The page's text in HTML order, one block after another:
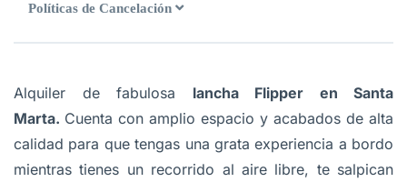
Políticas de Cancelación
Alquiler de fabulosa lancha Flipper en Santa
Marta. Cuenta con amplio espacio y acabados de alta
calidad para que tengas una grata experiencia a bordo
mientras tienes un recorrido al aire libre, te salpican